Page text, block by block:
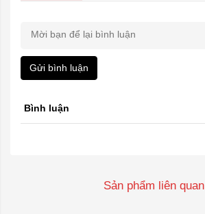
Gửi bình luận
Bình luận
Sản phẩm liên quan